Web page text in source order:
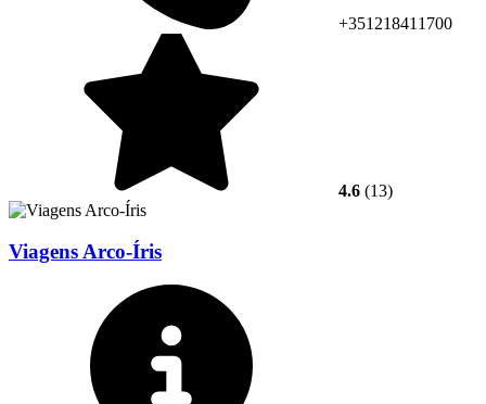
+351218411700
4.6 (13)
Viagens Arco-Íris